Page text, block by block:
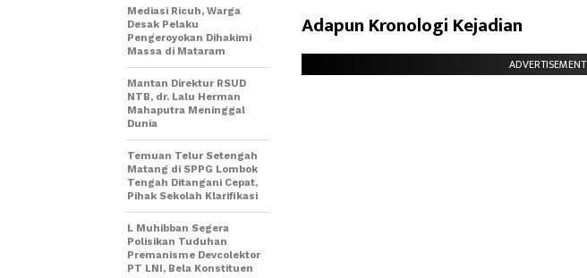
Adapun Kronologi Kejadian
ADVERTISEMENT
Mediasi Ricuh, Warga
Desak Pelaku
Pengeroyokan Dihakimi
Massa di Mataram
Mantan Direktur RSUD
NTB, dr. Lalu Herman
Mahaputra Meninggal
Dunia
Temuan Telur Setengah
Matang di SPPG Lombok
Tengah Ditangani Cepat,
Pihak Sekolah Klarifikasi
L Muhibban Segera
Polisikan Tuduhan
Premanisme Devcolektor
PT LNI, Bela Konstituen